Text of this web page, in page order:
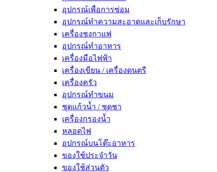
อุปกรณ์เพื่อการซ่อม
อุปกรณ์ทำความสะอาดและเก็บรักษา
เครื่องชงกาแฟ
อุปกรณ์ทำอาหาร
เครื่องมือไฟฟ้า
เครื่องเขียน / เครื่องดนตรี
เครื่องครัว
อุปกรณ์ทำขนม
ชุดแก้วน้ำ / ชุดชา
เครื่องกรองน้ำ
หลอดไฟ
อุปกรณ์บนโต๊ะอาหาร
ของใช้ประจำวัน
ของใช้ส่วนตัว